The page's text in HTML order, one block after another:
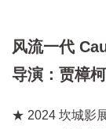
风流一代
导演：贾樟柯
★ 2024 坎城影